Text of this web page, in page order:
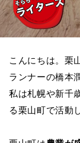
こんにちは。栗
ランナーの橋本
私は札幌や新千
る栗山町で活動